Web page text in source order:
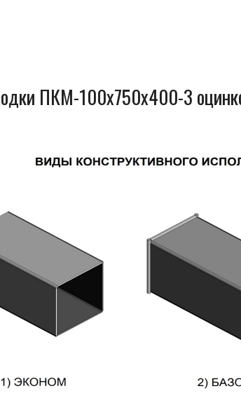
ПКМ-100x750x400-3